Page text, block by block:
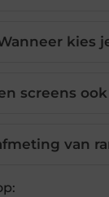
kies
screens
van